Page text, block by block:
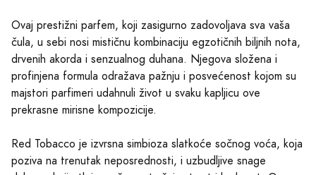
Ovaj prestižni parfem, koji zasigurno zadovoljava sva vaša
čula, u sebi nosi mističnu kombinaciju egzotičnih biljnih nota,
drvenih akorda i senzualnog duhana. Njegova složena i
profinjena formula odražava pažnju i posvećenost kojom su
majstori parfimeri udahnuli život u svaku kapljicu ove
prekrasne mirisne kompozicije.
Red Tobacco je izvrsna simbioza slatkoće sočnog voća, koja
poziva na trenutak neposrednosti, i uzbudljive snage